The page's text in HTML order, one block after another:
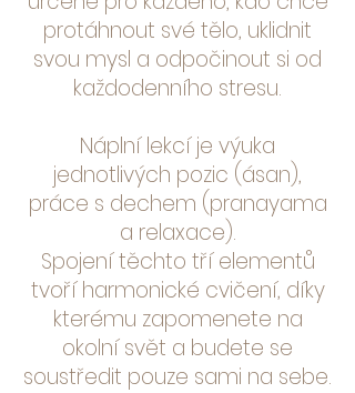
protáhnout své tělo, uklidnit
svou mysl a odpočinout si od
každodenního stresu.
Náplní lekcí je výuka
jednotlivých pozic (ásan),
práce s dechem (pranayama
a relaxace).
Spojení těchto tří elementů
tvoří harmonické cvičení, díky
kterému zapomenete na
okolní svět a budete se
soustředit pouze sami na sebe.